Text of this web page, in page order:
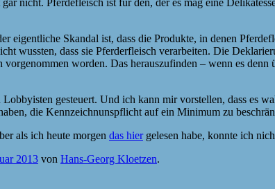
eigentliche Skandal ist, dass die Produkte, in denen
wussten, dass sie Pferderfleisch verarbeiten. Die
worden. Das herauszufinden – wenn es
gesteuert. Und ich kann mir vorstellen, dass es
die Kennzeichnunspflicht auf ein Minimum zu
als ich heute morgen das hiergelesen habe, konnte ich
2013 von Hans-Georg Kloetzen.